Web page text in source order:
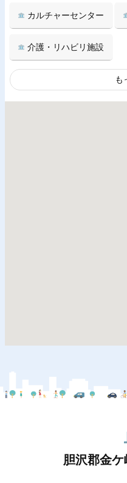
カルチャーセンター
介護・リハビリ施設
も
胆沢郡金